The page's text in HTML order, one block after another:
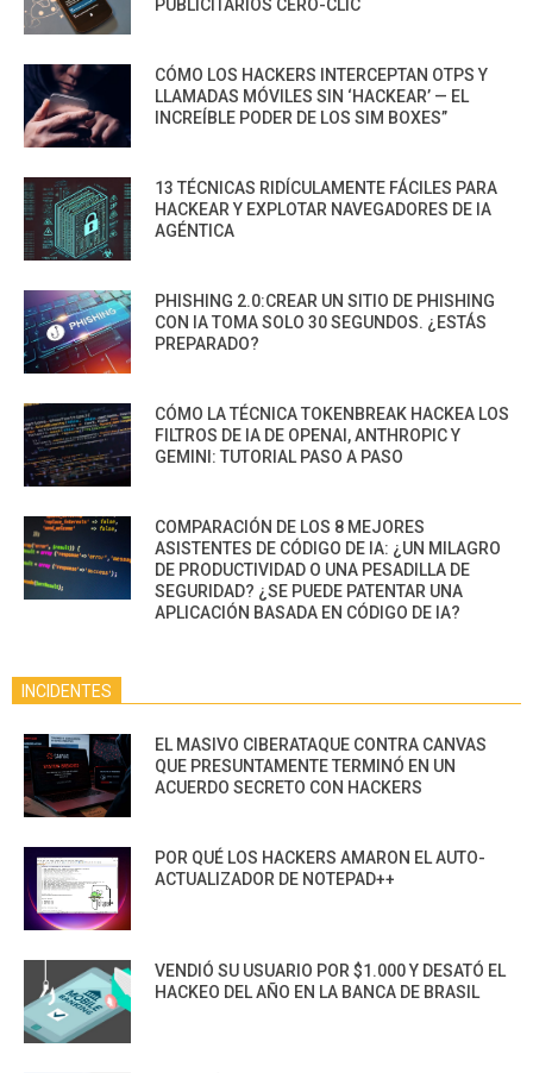
PUBLICITARIOS CERO-CLIC
CÓMO LOS HACKERS INTERCEPTAN OTPS Y
LLAMADAS MÓVILES SIN ‘HACKEAR’ — EL
INCREÍBLE PODER DE LOS SIM BOXES”
13 TÉCNICAS RIDÍCULAMENTE FÁCILES PARA
HACKEAR Y EXPLOTAR NAVEGADORES DE IA
AGÉNTICA
PHISHING 2.0:CREAR UN SITIO DE PHISHING
CON IA TOMA SOLO 30 SEGUNDOS. ¿ESTÁS
PREPARADO?
CÓMO LA TÉCNICA TOKENBREAK HACKEA LOS
FILTROS DE IA DE OPENAI, ANTHROPIC Y
GEMINI: TUTORIAL PASO A PASO
COMPARACIÓN DE LOS 8 MEJORES
ASISTENTES DE CÓDIGO DE IA: ¿UN MILAGRO
DE PRODUCTIVIDAD O UNA PESADILLA DE
SEGURIDAD? ¿SE PUEDE PATENTAR UNA
APLICACIÓN BASADA EN CÓDIGO DE IA?
INCIDENTES
EL MASIVO CIBERATAQUE CONTRA CANVAS
QUE PRESUNTAMENTE TERMINÓ EN UN
ACUERDO SECRETO CON HACKERS
POR QUÉ LOS HACKERS AMARON EL AUTO-
ACTUALIZADOR DE NOTEPAD++
VENDIÓ SU USUARIO POR $1.000 Y DESATÓ EL
HACKEO DEL AÑO EN LA BANCA DE BRASIL